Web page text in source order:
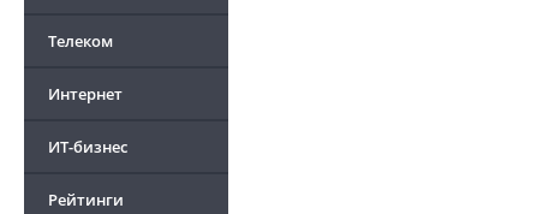
Телеком
Интернет
ИТ-бизнес
Рейтинги